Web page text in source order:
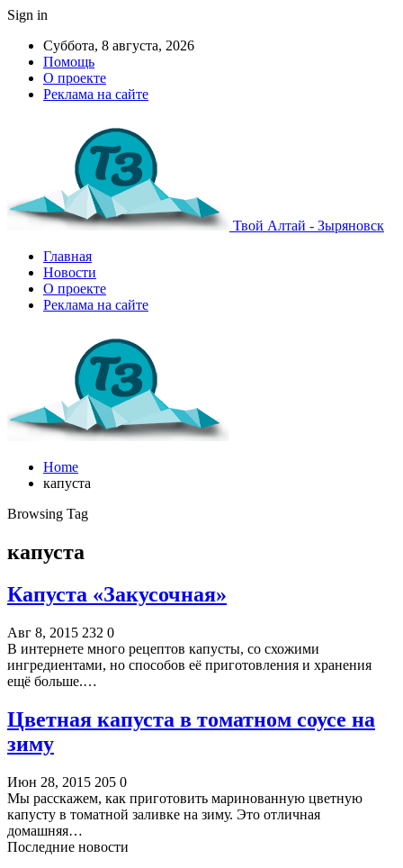
Sign in
Суббота, 8 августа, 2026
Помощь
О проекте
Реклама на сайте
Твой Алтай - Зыряновск
Главная
Новости
О проекте
Реклама на сайте
Home
капуста
Browsing Tag
капуста
Капуста «Закусочная»
Авг 8, 2015 232 0
В интернете много рецептов капусты, со схожими
ингредиентами, но способов её приготовления и хранения
ещё больше.…
Цветная капуста в томатном соусе на
зиму
Июн 28, 2015 205 0
Мы расскажем, как приготовить маринованную цветную
капусту в томатной заливке на зиму. Это отличная
домашняя…
Последние новости